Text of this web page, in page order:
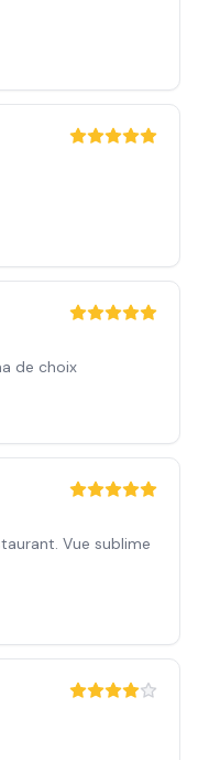
de choix
Vue sublime